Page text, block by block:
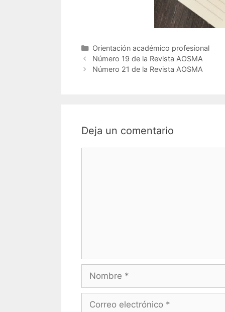
Categorías
Orientación académico profesional
Número 19 de la Revista AOSMA
Número 21 de la Revista AOSMA
Deja un comentario